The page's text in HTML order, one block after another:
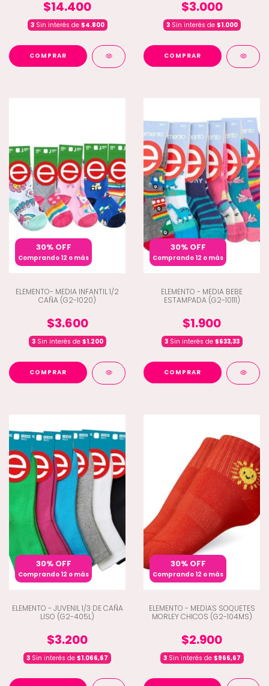
$14.400
3Sin interés de $4.800
COMPRAR
$3.000
3Sin interés de $1.000
COMPRAR
30% OFF
Comprando 12 o más
ELEMENTO- MEDIA INFANTIL 1/2
CAÑA (G2-1020)
$3.600
3Sin interés de $1.200
COMPRAR
30% OFF
Comprando 12 o más
ELEMENTO - MEDIA BEBE
ESTAMPADA (G2-10111)
$1.900
3Sin interés de $633,33
COMPRAR
30% OFF
Comprando 12 o más
ELEMENTO - JUVENIL 1/3 DE CAÑA
LISO (G2-405L)
$3.200
3 Sin interés de $1.066,67
30% OFF
Comprando 12 o más
ELEMENTO - MEDIAS SOQUETES
MORLEY CHICOS (G2-104MS)
$2.900
3Sin interés de $966,67